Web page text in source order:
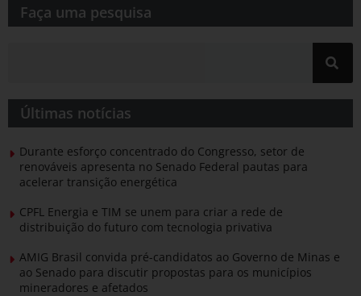
Faça uma pesquisa​​
Últimas notícias
Durante esforço concentrado do Congresso, setor de
renováveis apresenta no Senado Federal pautas para
acelerar transição energética
CPFL Energia e TIM se unem para criar a rede de
distribuição do futuro com tecnologia privativa
AMIG Brasil convida pré-candidatos ao Governo de Minas e
ao Senado para discutir propostas para os municípios
mineradores e afetados